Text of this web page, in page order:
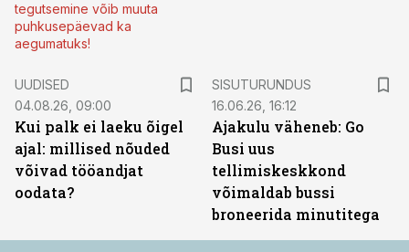
tegutsemine võib muuta
puhkusepäevad ka
aegumatuks!
UUDISED
04.08.26, 09:00
Kui palk ei laeku õigel
ajal: millised nõuded
võivad tööandjat
oodata?
SISUTURUNDUS
16.06.26, 16:12
Ajakulu väheneb: Go
Busi uus
tellimiskeskkond
võimaldab bussi
broneerida minutitega